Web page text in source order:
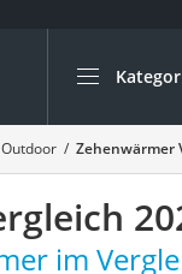
Die
Freizeit &
Trampolin
Metalldetektor
Outdoor Zehenwärmer
im